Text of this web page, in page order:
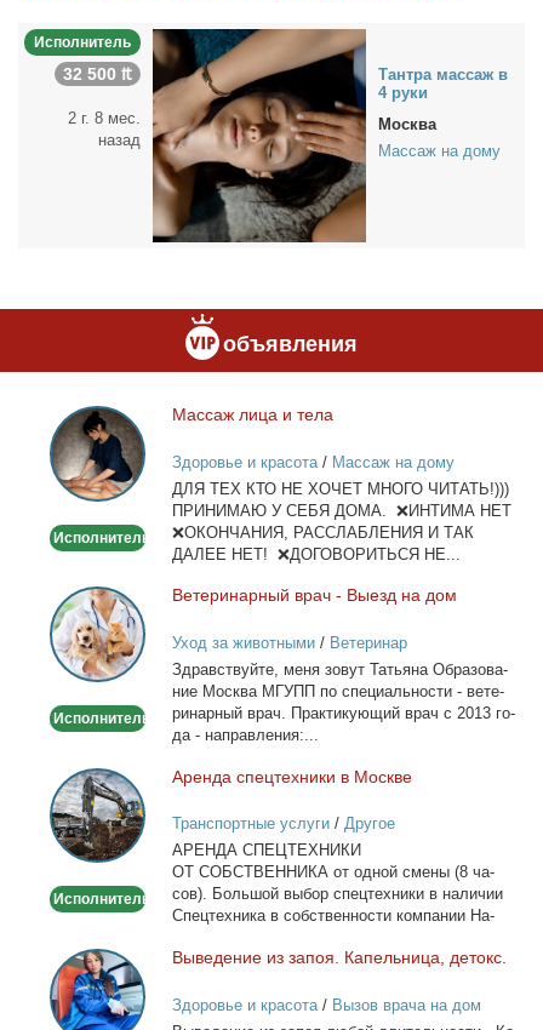
Исполнитель
32 500 ₶
2 г. 8 мес.
назад
Тан­тра мас­саж в
4 ру­ки
Москва
Массаж на дому
объявления
Массаж
лица
и
тела
Исполнитель
Мас­саж ли­ца и те­ла
Здоровье и красота/ Массаж на дому
ДЛЯ ТЕХ КТО НЕ ХОЧЕТ МНОГО ЧИТАТЬ!)))
ПРИНИМАЮ У СЕБЯ ДОМА. ❌ИНТИМА НЕТ
❌ОКОНЧАНИЯ, РАССЛАБЛЕНИЯ И ТАК
ДАЛЕЕ НЕТ! ❌ДОГОВОРИТЬСЯ НЕ...
Ветеринарный
врач
-
Выезд
дом
Исполнитель
Ве­те­ри­нар­ный врач - Вы­езд на дом
Уход за животными/ Ветеринар
Здрав­ствуй­те, ме­ня зо­вут Та­тья­на Об­ра­зо­ва­
ние Москва МГУПП по спе­ци­аль­но­сти - ве­те­
ри­нар­ный врач. Прак­ти­ку­ю­щий врач с 2013 го­
да - на­прав­ле­ния:...
Аренда
спецтехники
в
Москве
Исполнитель
Арен­да спец­тех­ни­ки в Москве
Транспортные услуги/ Другое
АРЕНДА СПЕЦТЕХНИКИ
ОТ СОБСТВЕННИКА от од­ной сме­ны (8 ча­
сов). Боль­шой вы­бор спец­тех­ни­ки в на­ли­чии
Спец­тех­ни­ка в соб­ствен­но­сти ком­па­нии На­
Выведение
из
запоя.
Вы­ве­де­ние из за­поя. Ка­пель­ни­ца, де­токс.
Здоровье и красота/ Вызов врача на дом